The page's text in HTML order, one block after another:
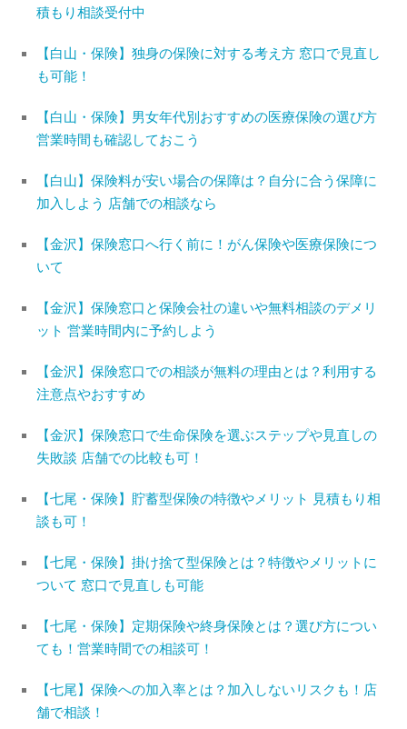
積もり相談受付中
【白山・保険】独身の保険に対する考え方 窓口で見直し
も可能！
【白山・保険】男女年代別おすすめの医療保険の選び方
営業時間も確認しておこう
【白山】保険料が安い場合の保障は？自分に合う保障に
加入しよう 店舗での相談なら
【金沢】保険窓口へ行く前に！がん保険や医療保険につ
いて
【金沢】保険窓口と保険会社の違いや無料相談のデメリ
ット 営業時間内に予約しよう
【金沢】保険窓口での相談が無料の理由とは？利用する
注意点やおすすめ
【金沢】保険窓口で生命保険を選ぶステップや見直しの
失敗談 店舗での比較も可！
【七尾・保険】貯蓄型保険の特徴やメリット 見積もり相
談も可！
【七尾・保険】掛け捨て型保険とは？特徴やメリットに
ついて 窓口で見直しも可能
【七尾・保険】定期保険や終身保険とは？選び方につい
ても！営業時間での相談可！
【七尾】保険への加入率とは？加入しないリスクも！店
舗で相談！